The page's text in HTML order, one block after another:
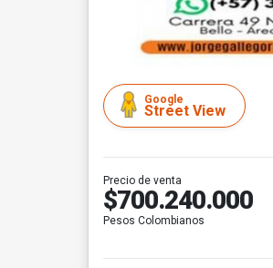
Google
Street View
Precio de venta
$700.240.000
Pesos Colombianos